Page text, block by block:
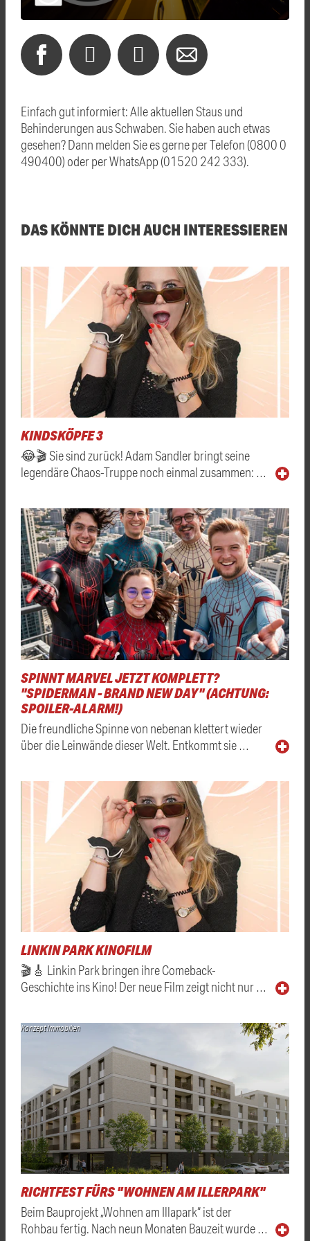
Einfach gut informiert: Alle aktuellen Staus und
Behinderungen aus Schwaben. Sie haben auch etwas
gesehen? Dann melden Sie es gerne per Telefon (0800 0
490400) oder per WhatsApp (01520 242 333).
DAS KÖNNTE DICH AUCH INTERESSIEREN
KINDSKÖPFE 3
😂🎬 Sie sind zurück! Adam Sandler bringt seine
legendäre Chaos-Truppe noch einmal zusammen: …
SPINNT MARVEL JETZT KOMPLETT?
"SPIDERMAN - BRAND NEW DAY" (ACHTUNG:
SPOILER-ALARM!)
Die freundliche Spinne von nebenan klettert wieder
über die Leinwände dieser Welt. Entkommt sie …
LINKIN PARK KINOFILM
🎬🎸 Linkin Park bringen ihre Comeback-
Geschichte ins Kino! Der neue Film zeigt nicht nur …
Konzept Immobilien
RICHTFEST FÜRS "WOHNEN AM ILLERPARK"
Beim Bauprojekt „Wohnen am Illapark“ ist der
Rohbau fertig. Nach neun Monaten Bauzeit wurde …